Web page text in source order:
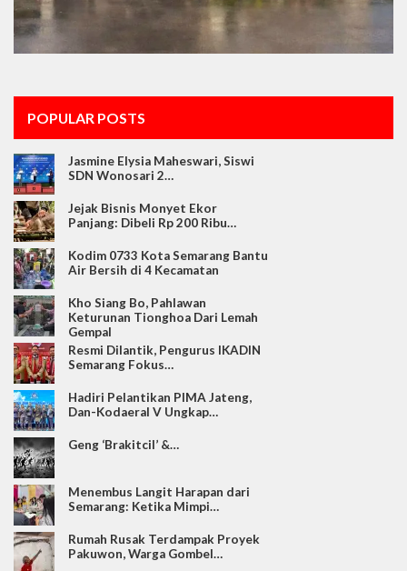
POPULAR POSTS
Jasmine Elysia Maheswari, Siswi
SDN Wonosari 2…
Jejak Bisnis Monyet Ekor
Panjang: Dibeli Rp 200 Ribu…
Kodim 0733 Kota Semarang Bantu
Air Bersih di 4 Kecamatan
Kho Siang Bo, Pahlawan
Keturunan Tionghoa Dari Lemah
Gempal
Resmi Dilantik, Pengurus IKADIN
Semarang Fokus…
Hadiri Pelantikan PIMA Jateng,
Dan-Kodaeral V Ungkap…
Geng ‘Brakitcil’ &…
Menembus Langit Harapan dari
Semarang: Ketika Mimpi…
Rumah Rusak Terdampak Proyek
Pakuwon, Warga Gombel…